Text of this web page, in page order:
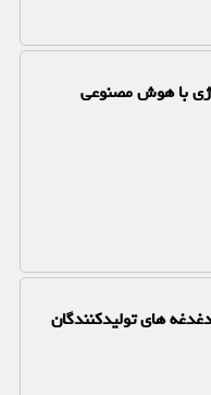
با هوش مصنوعی
های تولیدکنندگان